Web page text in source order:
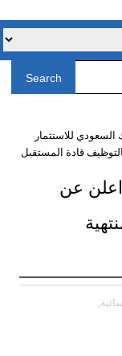
Search
السعودي للاستثمار
البنك السعودي للاستثمار saib اعلن عن